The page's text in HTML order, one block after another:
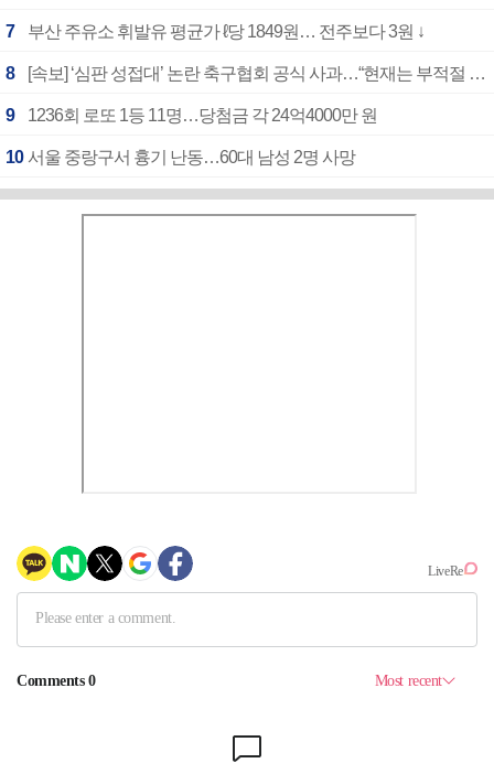
7 부산 주유소 휘발유 평균가 ℓ당 1849원… 전주보다 3원 ↓
8 [속보] ‘심판 성접대’ 논란 축구협회 공식 사과…“현재는 부적절 행위 없어”
9 1236회 로또 1등 11명…당첨금 각 24억4000만 원
10 서울 중랑구서 흉기 난동…60대 남성 2명 사망